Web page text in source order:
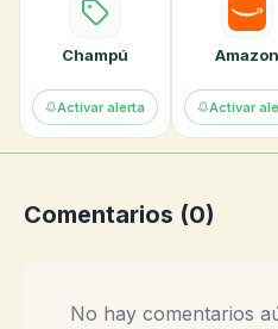
Champú
Activar alerta
Amazon
Activar
Comentarios (0)
No hay comentarios